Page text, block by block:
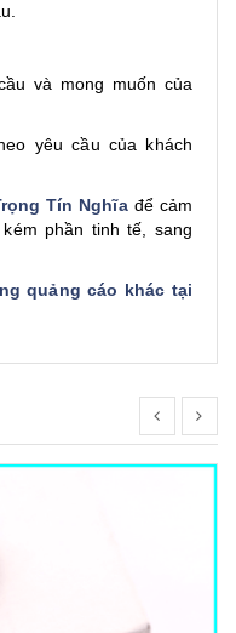
và mong muốn của
yêu cầu của khách
Tín Nghĩađể cảm
phần tinh tế, sang
quảng cáo khác tại